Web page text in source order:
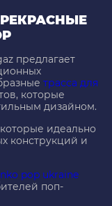
предлагает
трасса для
которые
дизайном.
которые идеально
конструкций и
pop ukraine
поп-